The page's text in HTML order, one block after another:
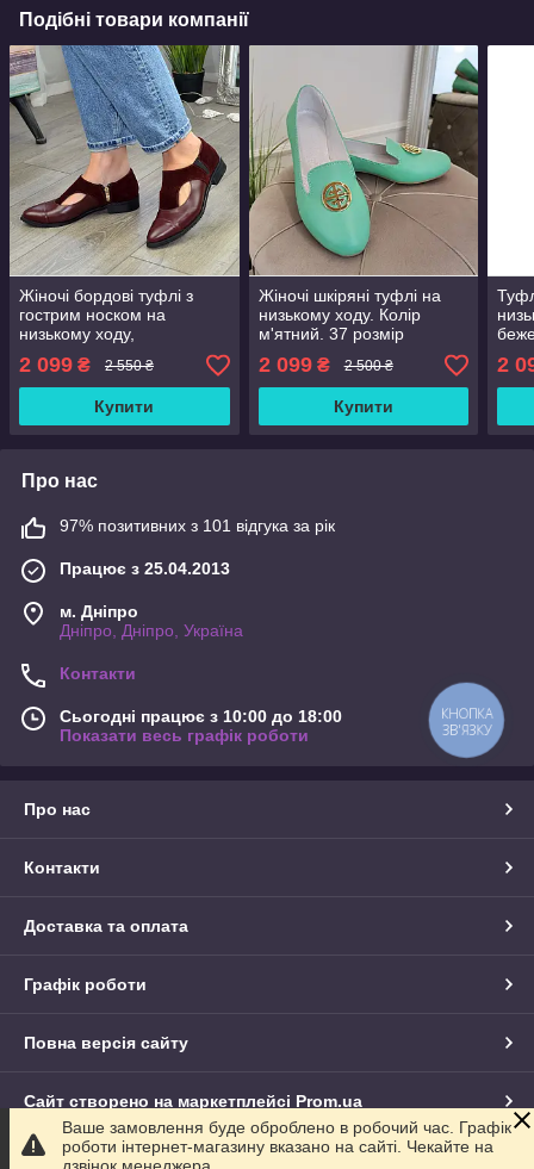
Подібні товари компанії
Жіночі бордові туфлі з
гострим носком на
низькому ходу,
замша. 41 розмір
2 099 ₴ 2 550 ₴
Купити
Жіночі шкіряні туфлі на
низькому ходу. Колір
м'ятний. 37 розмір
2 099₴ 2 500 ₴
Купити
2
Про нас
97% позитивних з 101 відгука за рік
Працює з 25.04.2013
м. Дніпро
Дніпро, Дніпро, Україна
Контакти
Сьогодні працює з 10:00 до 18:00
Показати весь графік роботи
Про нас
Контакти
Доставка та оплата
Графік роботи
Повна версія сайту
Сайт створено на маркетплейсі Prom.ua
Політика конфіденційності
Ваше замовлення буде оброблено в робочий час. Графік
роботи інтернет-магазину вказано на сайті. Чекайте на
КНОПКА
ЗВ'ЯЗКУ